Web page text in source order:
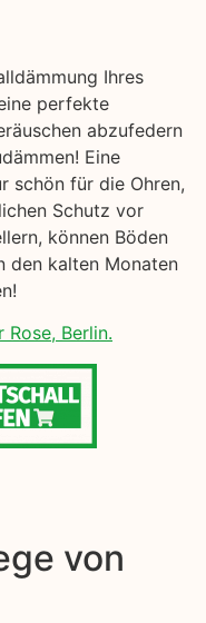
Ihres
perfekte
abzufedern
Eine
schön für die Ohren,
Schutz vor
können Böden
den kalten Monaten
Berlin.
von